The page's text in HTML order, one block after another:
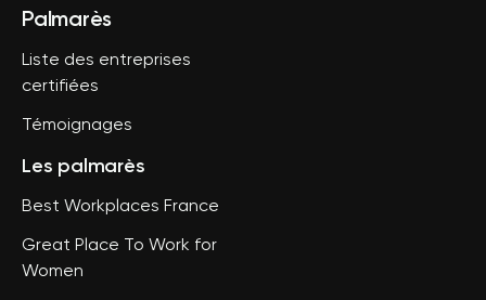
Palmarès
Liste des entreprises
certifiées
Témoignages
Les palmarès
Best Workplaces France
Great Place To Work for
Women